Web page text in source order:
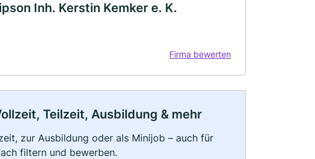
Inh. Kerstin Kemker e. K.
Firma bewerten
Teilzeit, Ausbildung & mehr
zur Ausbildung oder als Minijob – auch für
filtern und bewerben.